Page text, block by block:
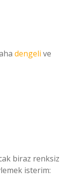
dengeli ve
biraz renksiz
isterim: